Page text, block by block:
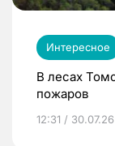
Интересное
В лесах
пожаров
12:31 / 30.07.26